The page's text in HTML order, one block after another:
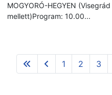
MOGYORÓ-HEGYEN (Visegrád
mellett)Program: 10.00...
1 2 3